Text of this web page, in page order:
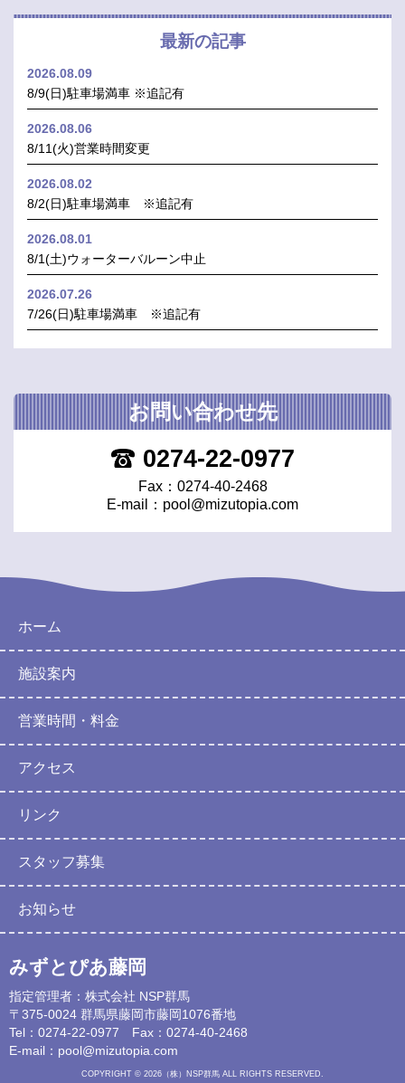
最新の記事
2026.08.09
8/9(日)駐車場満車 ※追記有
2026.08.06
8/11(火)営業時間変更
2026.08.02
8/2(日)駐車場満車 ※追記有
2026.08.01
8/1(土)ウォーターバルーン中止
2026.07.26
7/26(日)駐車場満車 ※追記有
お問い合わせ先
0274-22-0977
Fax：0274-40-2468
E-mail： pool@mizutopia.com
ホーム
施設案内
営業時間・料金
アクセス
リンク
スタッフ募集
お知らせ
みずとぴあ藤岡
指定管理者：株式会社 NSP群馬
〒375-0024 群馬県藤岡市藤岡1076番地
Tel：0274-22-0977 Fax：0274-40-2468
E-mail： pool@mizutopia.com
COPYRIGHT © 2026（株）NSP群馬 ALL RIGHTS RESERVED.